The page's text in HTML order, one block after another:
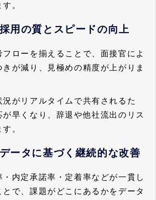
。
用の質とスピードの向上
ローを揃えることで、面接官によ
きが減り、見極めの精度が上がりま
況がリアルタイムで共有されるた
早くなり、辞退や他社流出のリス
。
ータに基づく継続的な改善
・内定承諾率・定着率などが一貫し
で、課題がどこにあるかをデータ